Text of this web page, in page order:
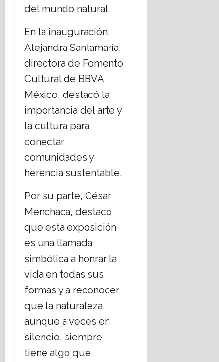
del mundo natural.
En la inauguración,
Alejandra Santamaría,
directora de Fomento
Cultural de BBVA
México, destacó la
importancia del arte y
la cultura para
conectar
comunidades y
herencia sustentable.
Por su parte, César
Menchaca, destacó
que esta exposición
es una llamada
simbólica a honrar la
vida en todas sus
formas y a reconocer
que la naturaleza,
aunque a veces en
silencio, siempre
tiene algo que